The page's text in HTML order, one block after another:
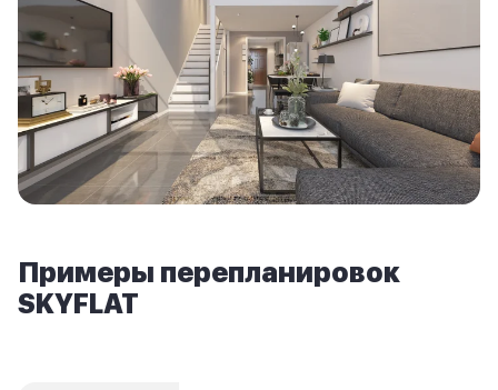
Примеры перепланировок
SKYFLAT